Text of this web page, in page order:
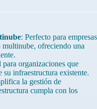
: Perfecto para empresas
ofreciendo una
para organizaciones que
infraestructura existente.
la gestión de
cumpla con los